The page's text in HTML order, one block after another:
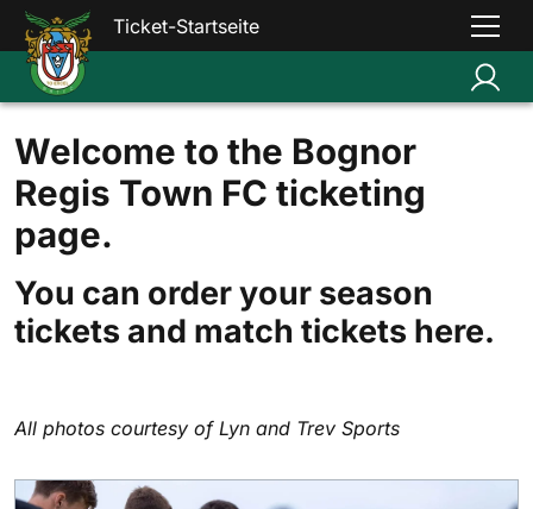
Ticket-Startseite
Welcome to the Bognor
Regis Town FC ticketing
page.
You can order your season
tickets and match tickets here.
All photos courtesy of Lyn and Trev Sports